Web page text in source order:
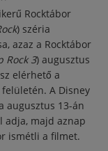
Rocktábor
) széria
azaz a Rocktábor
Rock 3) augusztus
elérhető a
felületén. A Disney
augusztus 13-án
adja, majd aznap
ismétli a filmet.